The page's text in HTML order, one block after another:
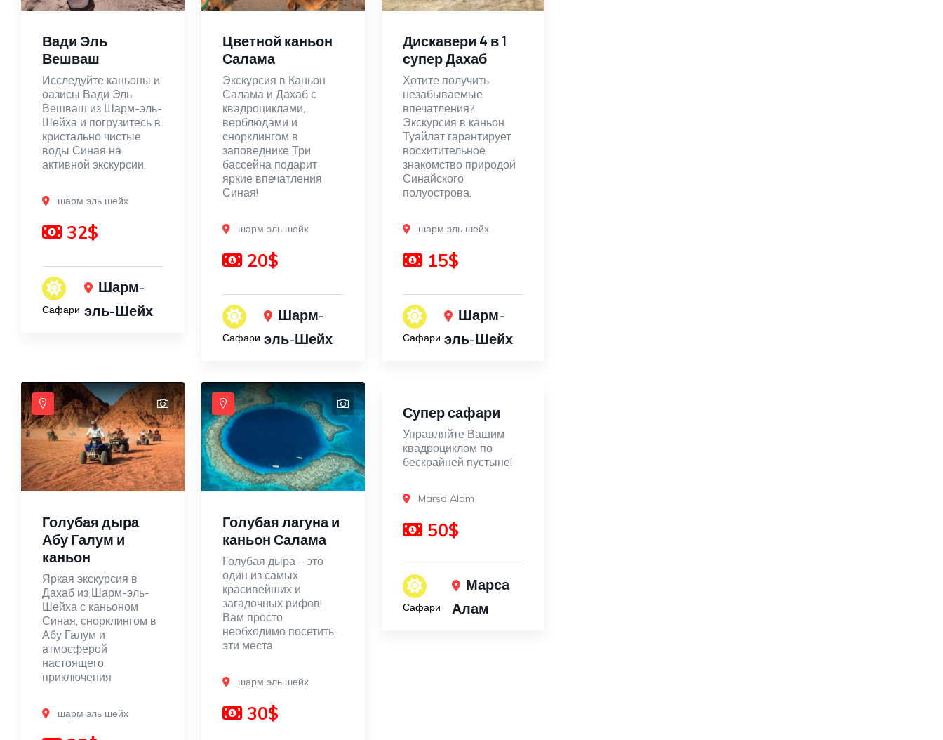
Вади Эль
Вешваш
Исследуйте каньоны и
оазисы Вади Эль
Вешваш из Шарм-эль-
Шейха и погрузитесь в
кристально чистые
воды Синая на
активной экскурсии.
шарм эль шейх
32$
Сафари
Шарм-
эль-Шейх
Цветной каньон
Салама
Экскурсия в Каньон
Салама и Дахаб с
квадроциклами,
верблюдами и
снорклингом в
заповеднике Три
бассейна подарит
яркие впечатления
Синая!
шарм эль шейх
20$
Сафари
Шарм-
эль-Шейх
Дискавери 4 в 1
супер Дахаб
Хотите получить
незабываемые
впечатления?
Экскурсия в каньон
Туайлат гарантирует
восхитительное
знакомство природой
Синайского
полуострова.
шарм эль шейх
15$
Сафари
Шарм-
эль-Шейх
Голубая дыра
Абу Галум и
каньон
Яркая экскурсия в
Дахаб из Шарм-эль-
Шейха с каньоном
Синая, снорклингом в
Абу Галум и
атмосферой
настоящего
приключения
шарм эль шейх
Голубая лагуна и
каньон Салама
Голубая дыра – это
один из самых
красивейших и
загадочных рифов!
Вам просто
необходимо посетить
эти места.
шарм эль шейх
30$
Супер сафари
Управляйте Вашим
квадроциклом по
бескрайней пустыне!
Marsa Alam
50$
Сафари
Марса
Алам